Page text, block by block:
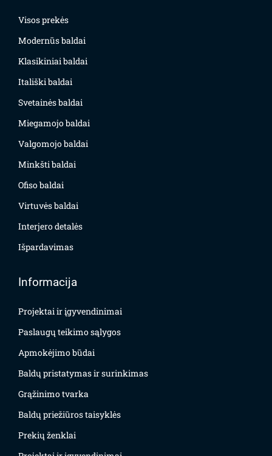
Visos prekės
Modernūs baldai
Klasikiniai baldai
Itališki baldai
Svetainės baldai
Miegamojo baldai
Valgomojo baldai
Minkšti baldai
Ofiso baldai
Virtuvės baldai
Interjero detalės
Išpardavimas
Informacija
Projektai ir įgyvendinimai
Paslaugų teikimo sąlygos
Apmokėjimo būdai
Baldų pristatymas ir surinkimas
Grąžinimo tvarka
Baldų priežiūros taisyklės
Prekių ženklai